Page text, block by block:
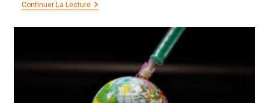
Continuer La LectureLe